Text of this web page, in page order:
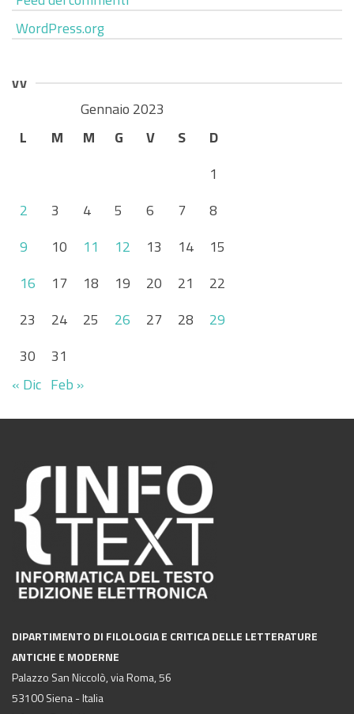
WordPress.org
vv
Gennaio 2023
L
M M G V S
D
1
2
3 4 5 6 7
8
9
10 11 12 13 14
15
16
17 18 19 20 21
22
23
24 25 26 27 28
29
30
31
« Dic Feb »
DIPARTIMENTO DI FILOLOGIA E CRITICA DELLE LETTERATURE
ANTICHE E MODERNE
Palazzo San Niccolò, via Roma, 56
53100 Siena - Italia